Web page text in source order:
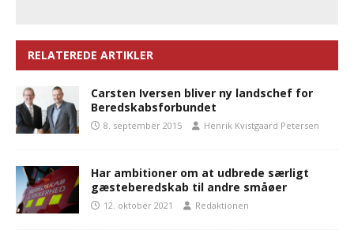
RELATEREDE ARTIKLER
Carsten Iversen bliver ny landschef for
Beredskabsforbundet
8. september 2015 Henrik Kvistgaard Petersen
Har ambitioner om at udbrede særligt
gæsteberedskab til andre småøer
12. oktober 2021 Redaktionen